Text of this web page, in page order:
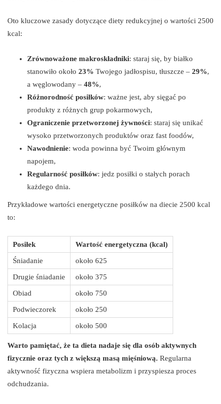
Oto kluczowe zasady dotyczące diety redukcyjnej o wartości 2500
kcal:
Zrównoważone makroskładniki: staraj się, by białko
stanowiło około 23% Twojego jadłospisu, tłuszcze – 29%,
a węglowodany – 48%,
Różnorodność posiłków: ważne jest, aby sięgać po
produkty z różnych grup pokarmowych,
Ograniczenie przetworzonej żywności: staraj się unikać
wysoko przetworzonych produktów oraz fast foodów,
Nawodnienie: woda powinna być Twoim głównym
napojem,
Regularność posiłków: jedz posiłki o stałych porach
każdego dnia.
Przykładowe wartości energetyczne posiłków na diecie 2500 kcal
to:
Posiłek Wartość energetyczna (kcal)
Śniadanie około 625
Drugie śniadanie około 375
Obiad około 750
Podwieczorek około 250
Kolacja około 500
Warto pamiętać, że ta dieta nadaje się dla osób aktywnych
fizycznie oraz tych z większą masą mięśniową. Regularna
aktywność fizyczna wspiera metabolizm i przyspiesza proces
odchudzania.